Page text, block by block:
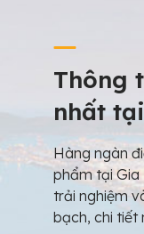
Thông
nhất
Hàng ngàn
phẩm tại Gia
trải nghiệm
bạch, chi tiết